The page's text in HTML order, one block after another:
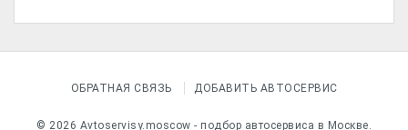
ОБРАТНАЯ СВЯЗЬ ДОБАВИТЬ АВТОСЕРВИС
© 2026 Avtoservisy.moscow - подбор автосервиса в Москве.